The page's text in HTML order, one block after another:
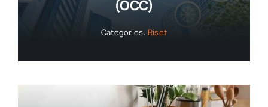
(OCC)
Categories: Riset